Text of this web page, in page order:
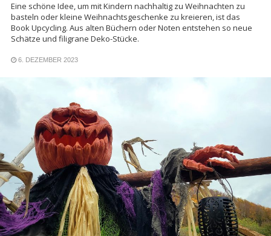
Eine schöne Idee, um mit Kindern nachhaltig zu Weihnachten zu
basteln oder kleine Weihnachtsgeschenke zu kreieren, ist das
Book Upcycling. Aus alten Büchern oder Noten entstehen so neue
Schätze und filigrane Deko-Stücke.
6. DEZEMBER 2023
READ MORE